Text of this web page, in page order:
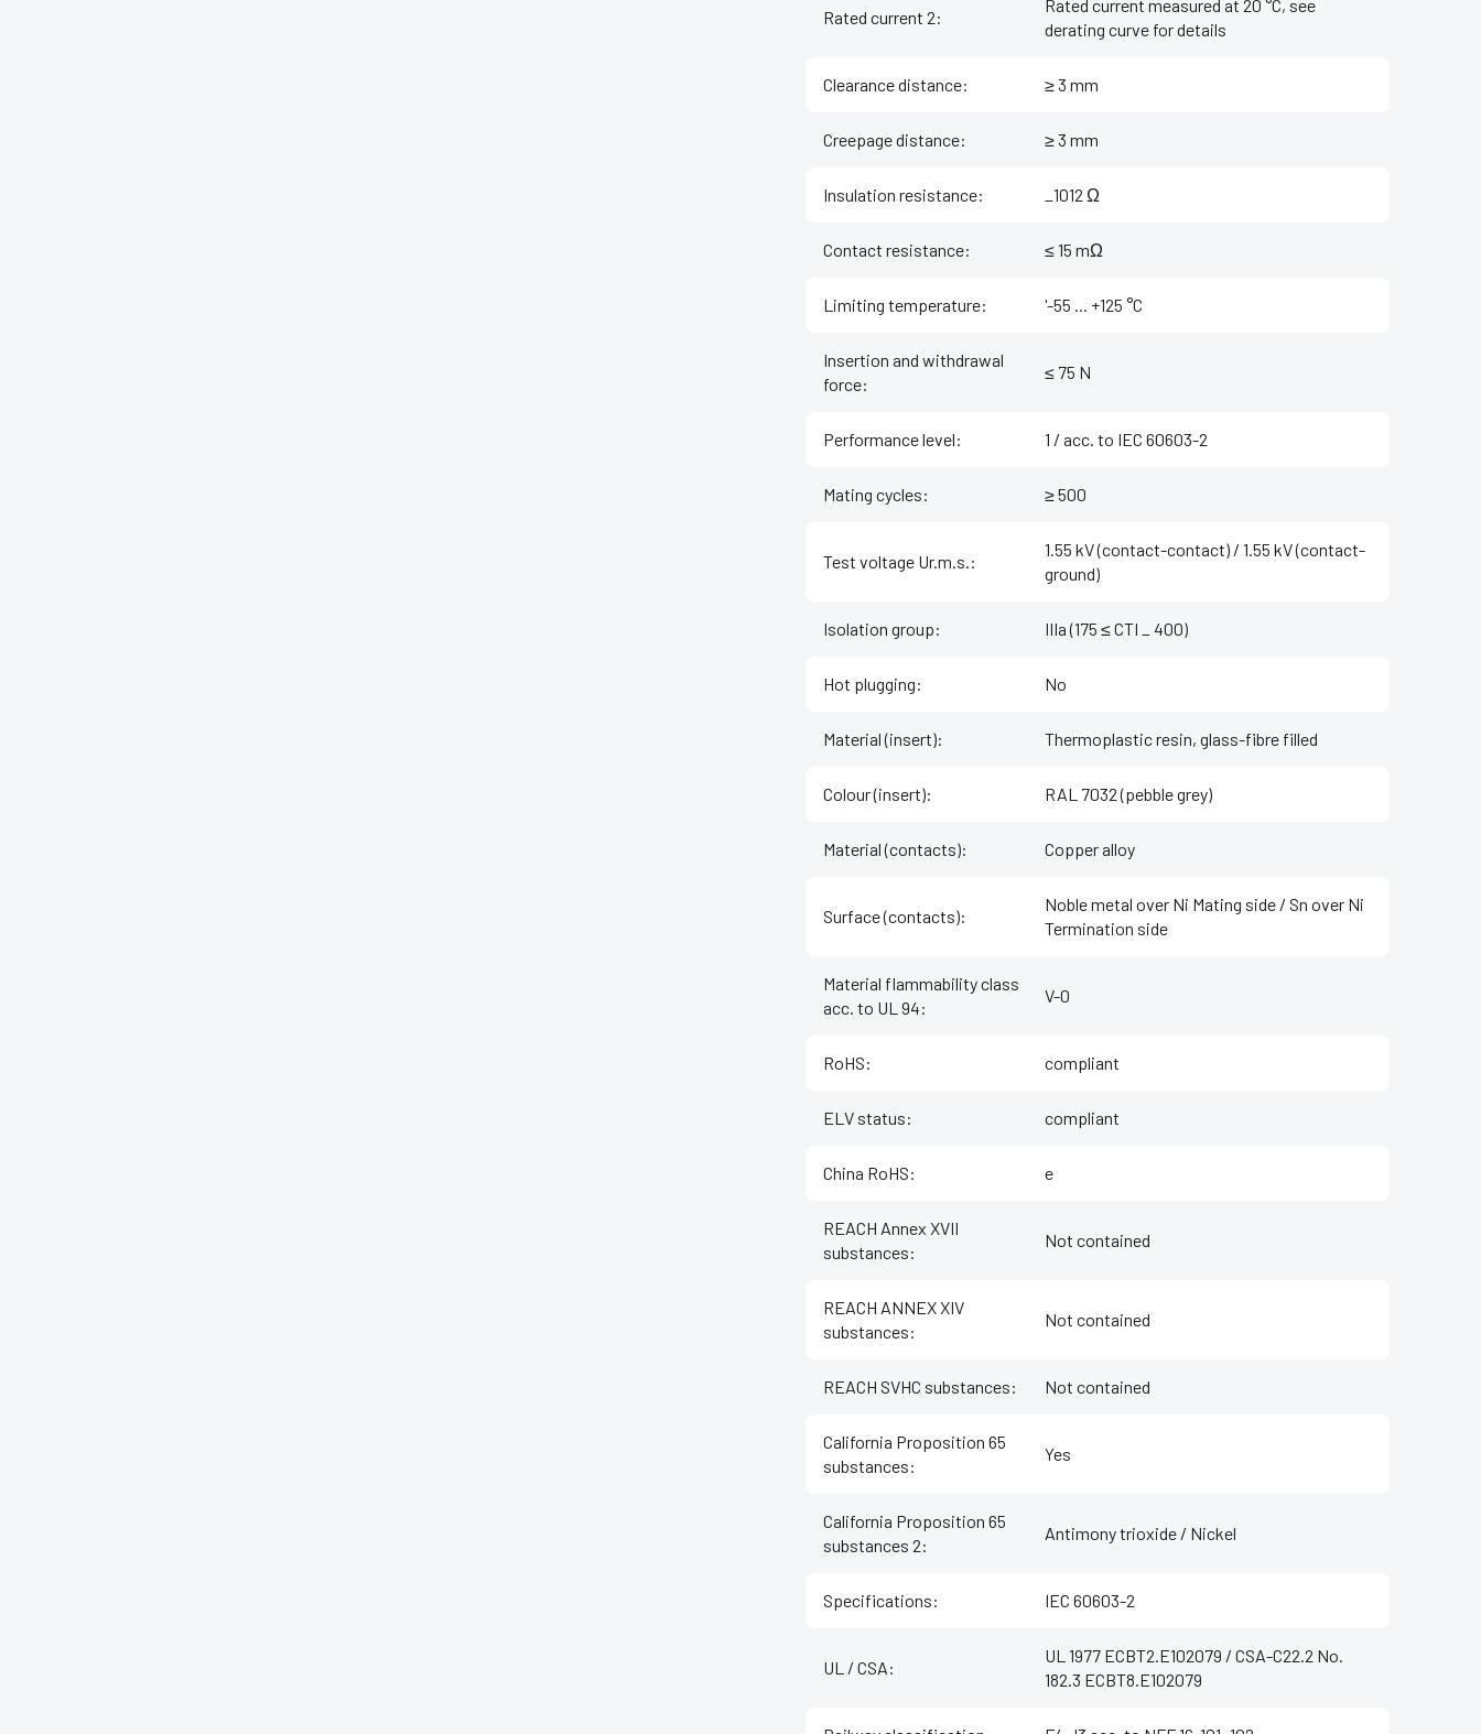
Rated current 2:
Rated current measured at 20 °C, see
derating curve for details
Clearance distance: ≥ 3 mm
Creepage distance: ≥ 3 mm
Insulation resistance: _1012 Ω
Contact resistance: ≤ 15 mΩ
Limiting temperature: '-55 ... +125 °C
Insertion and withdrawal
force:
≤ 75 N
Performance level: 1 / acc. to IEC 60603-2
Mating cycles: ≥ 500
Test voltage Ur.m.s.:
1.55 kV (contact-contact) / 1.55 kV (contact-
ground)
Isolation group: IIIa (175 ≤ CTI _ 400)
Hot plugging: No
Material (insert): Thermoplastic resin, glass-fibre filled
Colour (insert): RAL 7032 (pebble grey)
Material (contacts): Copper alloy
Surface (contacts):
Noble metal over Ni Mating side / Sn over Ni
Termination side
Material flammability class
acc. to UL 94:
V-0
RoHS: compliant
ELV status: compliant
China RoHS: e
REACH Annex XVII
substances:
Not contained
REACH ANNEX XIV
substances:
Not contained
REACH SVHC substances: Not contained
California Proposition 65
substances:
Yes
California Proposition 65
substances 2:
Antimony trioxide / Nickel
Specifications: IEC 60603-2
UL / CSA:
UL 1977 ECBT2.E102079 / CSA-C22.2 No.
182.3 ECBT8.E102079